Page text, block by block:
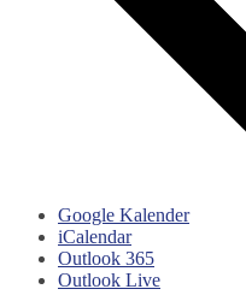
Google Kalender
iCalendar
Outlook 365
Outlook Live